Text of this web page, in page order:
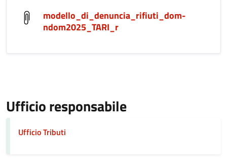
modello_di_denuncia_rifiuti_dom-
ndom2025_TARI_r
Ufficio responsabile
Ufficio Tributi